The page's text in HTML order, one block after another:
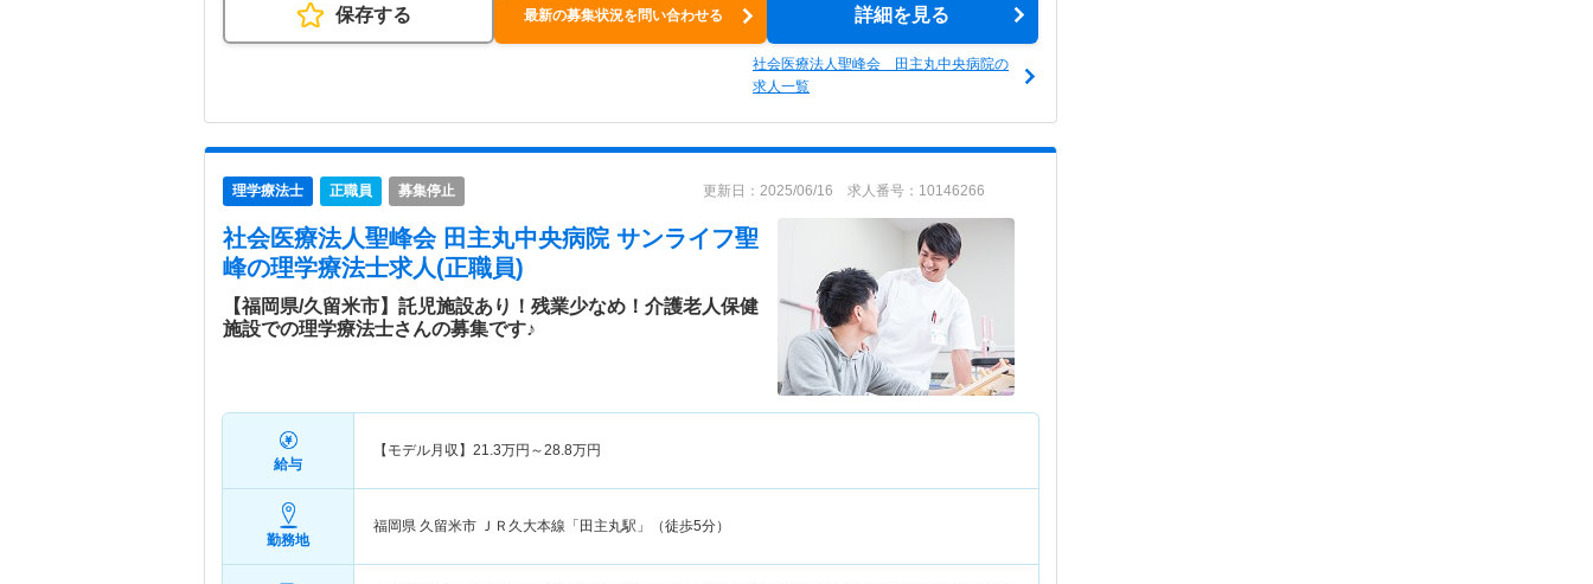
保存する 最新の募集状況を問い合わせる 詳細を見る
社会医療法人聖峰会 田主丸中央病院の
求人一覧
理学療法士 正職員 募集停止 更新日：2025/06/16 求人番号：10146266
社会医療法人聖峰会 田主丸中央病院 サンライフ聖
峰の理学療法士求人(正職員)
【福岡県/久留米市】託児施設あり！残業少なめ！介護老人保健
施設での理学療法士さんの募集です♪
給与
【モデル月収】 21.3万円～28.8万円
勤務地
福岡県 久留米市 ＪＲ久大本線「田主丸駅」（徒歩5分）